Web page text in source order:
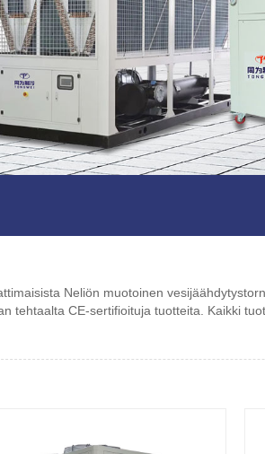
Neliön muotoinen
CE-sertifioituja tuotteita. Kaikki